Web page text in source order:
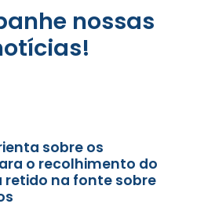
nossas
sobre os
o recolhimento do
retido na fonte sobre